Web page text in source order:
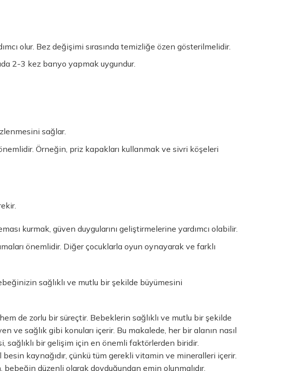
olur. Bez değişimi sırasında temizliğe özen gösterilmelidir.
2-3 kez banyo yapmak uygundur.
sağlar.
Örneğin, priz kapakları kullanmak ve sivri köşeleri
kurmak, güven duygularını geliştirmelerine yardımcı olabilir.
önemlidir. Diğer çocuklarla oyun oynayarak ve farklı
sağlıklı ve mutlu bir şekilde büyümesini
de zorlu bir süreçtir. Bebeklerin sağlıklı ve mutlu bir şekilde
ve sağlık gibi konuları içerir. Bu makalede, her bir alanın nasıl
sağlıklı bir gelişim için en önemli faktörlerden biridir.
kaynağıdır, çünkü tüm gerekli vitamin ve mineralleri içerir.
düzenli olarak doyduğundan emin olunmalıdır.